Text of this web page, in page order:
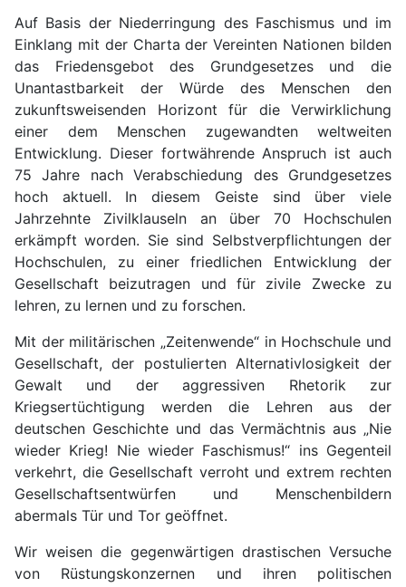
Auf Basis der Niederringung des Faschismus und im
Einklang mit der Charta der Vereinten Nationen bilden
das Friedensgebot des Grundgesetzes und die
Unantastbarkeit der Würde des Menschen den
zukunftsweisenden Horizont für die Verwirklichung
einer dem Menschen zugewandten weltweiten
Entwicklung. Dieser fortwährende Anspruch ist auch
75 Jahre nach Verabschiedung des Grundgesetzes
hoch aktuell. In diesem Geiste sind über viele
Jahrzehnte Zivilklauseln an über 70 Hochschulen
erkämpft worden. Sie sind Selbstverpflichtungen der
Hochschulen, zu einer friedlichen Entwicklung der
Gesellschaft beizutragen und für zivile Zwecke zu
lehren, zu lernen und zu forschen.
Mit der militärischen „Zeitenwende“ in Hochschule und
Gesellschaft, der postulierten Alternativlosigkeit der
Gewalt und der aggressiven Rhetorik zur
Kriegsertüchtigung werden die Lehren aus der
deutschen Geschichte und das Vermächtnis aus „Nie
wieder Krieg! Nie wieder Faschismus!“ ins Gegenteil
verkehrt, die Gesellschaft verroht und extrem rechten
Gesellschaftsentwürfen und Menschenbildern
abermals Tür und Tor geöffnet.
Wir weisen die gegenwärtigen drastischen Versuche
von Rüstungskonzernen und ihren politischen